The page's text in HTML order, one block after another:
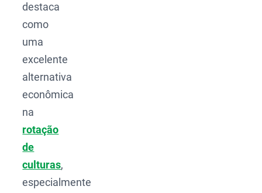
destaca
como
uma
excelente
alternativa
econômica
na
rotação
de
culturas,
especialmente